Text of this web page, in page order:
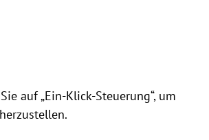
auf „Ein-Klick-Steuerung“, um